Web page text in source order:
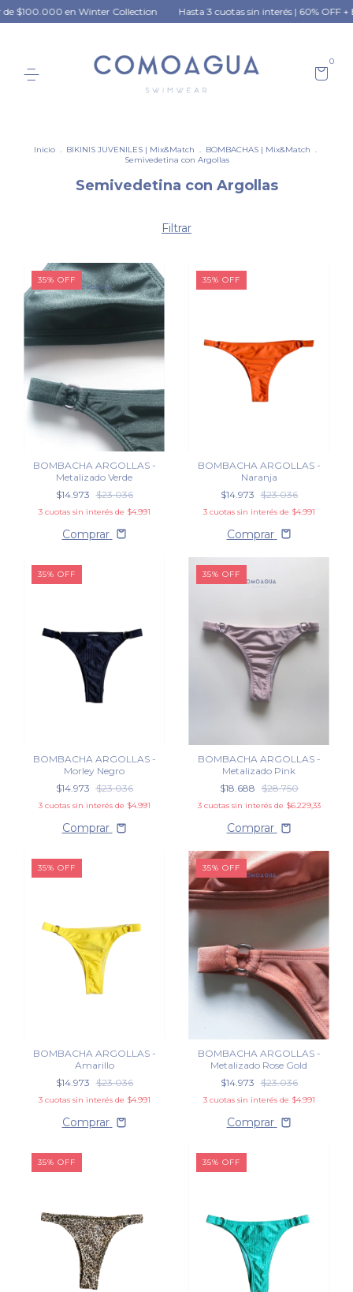
$100.000 en Winter Collection Hasta 3 cuotas sin interés | 60% OFF +
0
Inicio . BIKINIS JUVENILES | Mix&Match . BOMBACHAS | Mix&Match .
Semivedetina con Argollas
Semivedetina con Argollas
Filtrar
35% OFF
BOMBACHA ARGOLLAS -
Metalizado Verde
$14.973 $23.036
3 cuotas sin interés de $4.991
Comprar
35% OFF
BOMBACHA ARGOLLAS -
Naranja
$14.973 $23.036
3 cuotas sin interés de $4.991
Comprar
35% OFF
BOMBACHA ARGOLLAS -
Morley Negro
$14.973 $23.036
3 cuotas sin interés de $4.991
Comprar
35% OFF
BOMBACHA ARGOLLAS -
Metalizado Pink
$18.688 $28.750
3 cuotas sin interés de $6.229,33
Comprar
35% OFF
BOMBACHA ARGOLLAS -
Amarillo
$14.973 $23.036
3 cuotas sin interés de $4.991
Comprar
35% OFF
BOMBACHA ARGOLLAS -
Metalizado Rose Gold
$14.973 $23.036
3 cuotas sin interés de $4.991
Comprar
35% OFF 35% OFF